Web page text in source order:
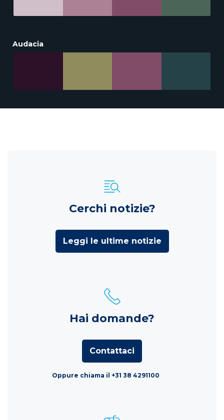
Audacia
Cerchi notizie?
Leggi le ultime notizie
Hai domande?
Contattaci
Oppure chiama il +31 38 4291100